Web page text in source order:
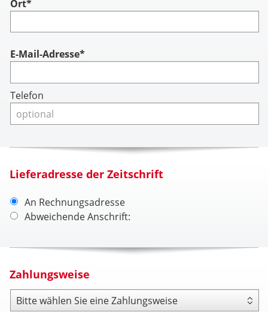
Ort*
Account
E-Mail-Adresse*
Telefon
Lieferadresse der Zeitschrift
An Rechnungsadresse
Abweichende Anschrift:
Zahlungsweise
Zahlungsweise